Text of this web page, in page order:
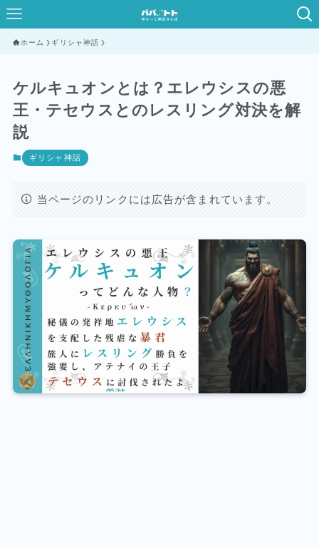
ホーム ギリシャ神話
ケルキュオンとは？エレウシスの悪
王・テセウスとのレスリング対決を解
説
ギリシャ神話
当ページのリンクには広告が含まれています。